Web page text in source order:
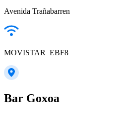
Avenida Trañabarren
MOVISTAR_EBF8
Bar Goxoa